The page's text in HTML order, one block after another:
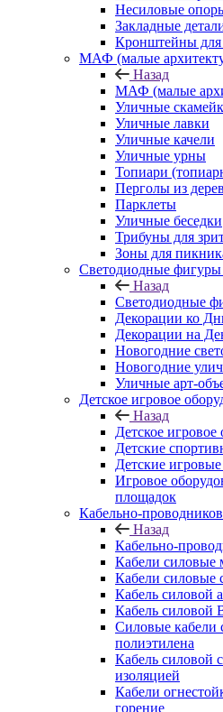
Несиловые
Закладные
Кронштейны для
МАФ (малые
Назад
МАФ (малые
Уличные
Уличные лавки
Уличные качели
Уличные урны
Топиари
Перголы из
Парклеты
Уличные беседки
Трибуны для
Зоны для
Светодиодные фигуры
Назад
Светодиодные
Декорации ко
Декорации на
Новогодние
Новогодние
Уличные арт-
Детское игровое
Назад
Детское игровое
Детские
Детские
Игровое
площадок
Кабельно-
Назад
Кабельно-
Кабели силовые
Кабели силовые
Кабель силовой
Кабель силовой
Силовые кабели
полиэтилена
Кабель силовой
изоляцией
Кабели
горение